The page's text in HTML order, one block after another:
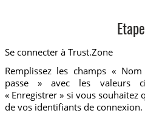
Se connecter à Trust.Zone
Remplissez les champs «
passe » avec les valeurs
« Enregistrer » si vous souhaitez
de vos identifiants de connexion.